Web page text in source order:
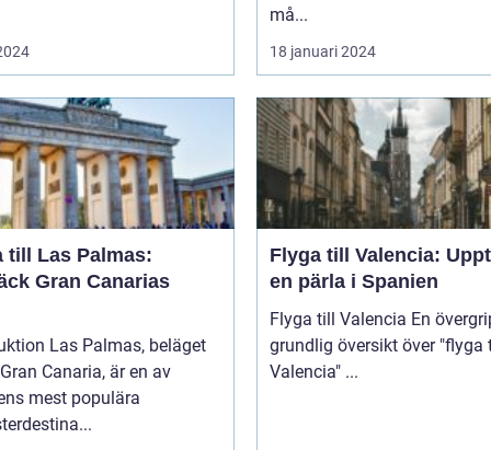
må...
18 januari 2024
till Las Palmas:
Gran Canarias
Las Palmas, beläget
Canaria, är en av
mest populära
Flyga till Valencia:
en pärla i Spanien
Flyga till Valencia En övergripande,
grundlig översikt över "flyga
Valencia" ...